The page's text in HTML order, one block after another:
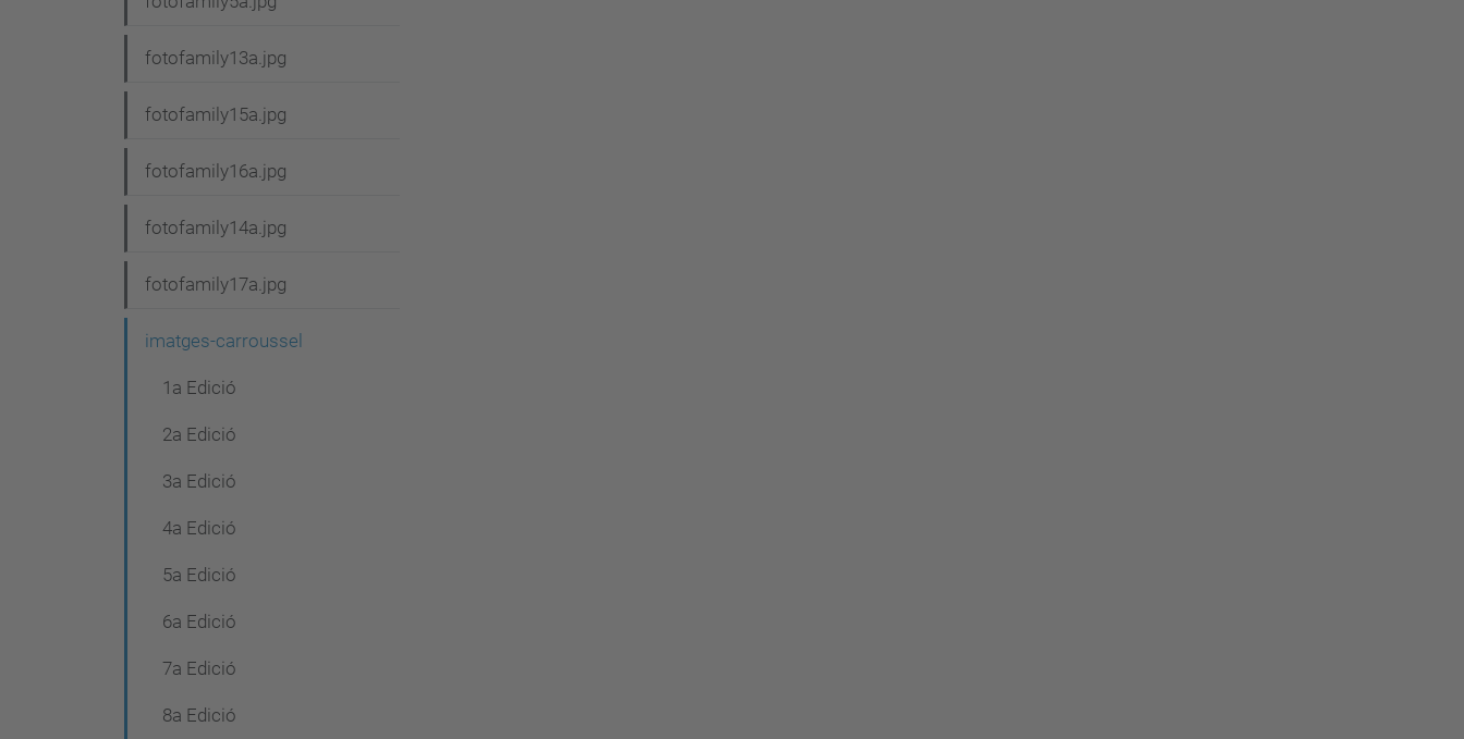
fotofamily13a.jpg
fotofamily15a.jpg
fotofamily16a.jpg
fotofamily14a.jpg
fotofamily17a.jpg
imatges-carroussel
1a Edició
2a Edició
3a Edició
4a Edició
5a Edició
6a Edició
7a Edició
8a Edició